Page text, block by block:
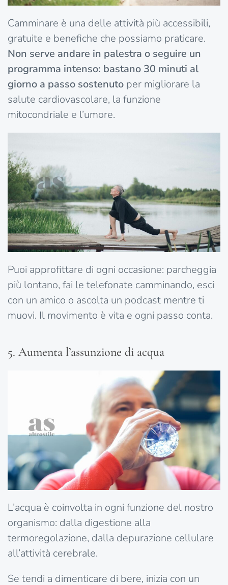
Camminare è una delle attività più accessibili,
gratuite e benefiche che possiamo praticare.
Non serve andare in palestra o seguire un
programma intenso: bastano 30 minuti al
giorno a passo sostenuto per migliorare la
salute cardiovascolare, la funzione
mitocondriale e l’umore.
Puoi approfittare di ogni occasione: parcheggia
più lontano, fai le telefonate camminando, esci
con un amico o ascolta un podcast mentre ti
muovi. Il movimento è vita e ogni passo conta.
5. Aumenta l’assunzione di acqua
L’acqua è coinvolta in ogni funzione del nostro
organismo: dalla digestione alla
termoregolazione, dalla depurazione cellulare
all’attività cerebrale.
Se tendi a dimenticare di bere, inizia con un